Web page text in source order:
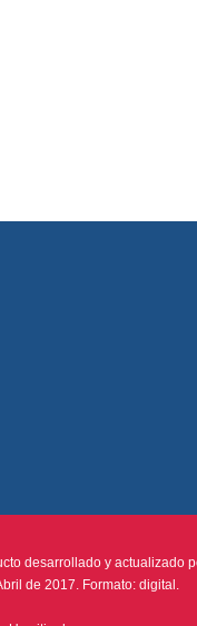
desarrollado y actualizado
de 2017. Formato: digital.